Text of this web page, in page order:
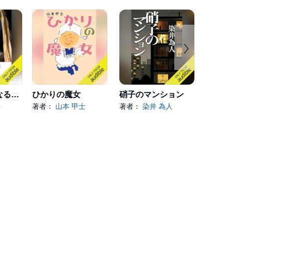
すべてが円くなるように ひかりの魔女
著者： 山本 甲士
硝子のマンション
著者： 染井 為人